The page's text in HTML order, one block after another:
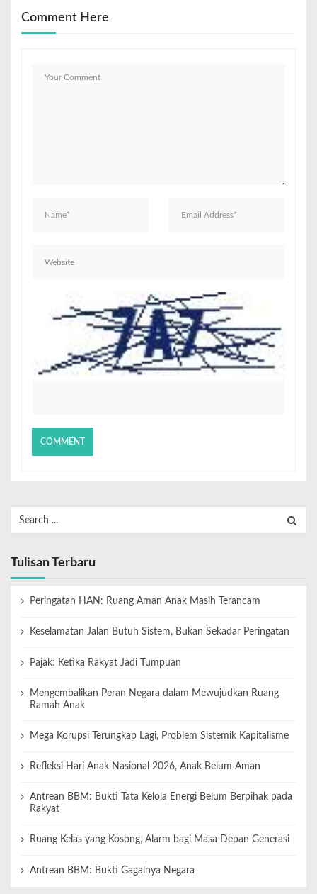
Comment Here
Tulisan Terbaru
Peringatan HAN: Ruang Aman Anak Masih Terancam
Keselamatan Jalan Butuh Sistem, Bukan Sekadar Peringatan
Pajak: Ketika Rakyat Jadi Tumpuan
Mengembalikan Peran Negara dalam Mewujudkan Ruang
Ramah Anak
Mega Korupsi Terungkap Lagi, Problem Sistemik Kapitalisme
Refleksi Hari Anak Nasional 2026, Anak Belum Aman
Antrean BBM: Bukti Tata Kelola Energi Belum Berpihak pada
Rakyat
Ruang Kelas yang Kosong, Alarm bagi Masa Depan Generasi
Antrean BBM: Bukti Gagalnya Negara